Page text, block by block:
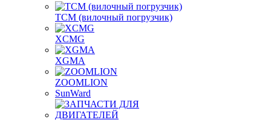
TCM (вилочный погрузчик)
XCMG
XGMA
ZOOMLION
SunWard